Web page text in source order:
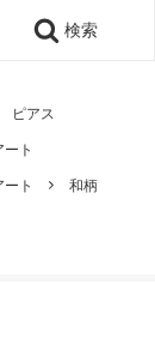
検索
ピアス
ト
ト
和柄